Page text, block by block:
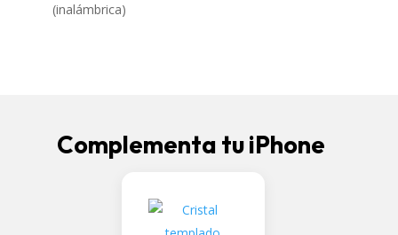
(inalámbrica)
Complementa tu iPhone